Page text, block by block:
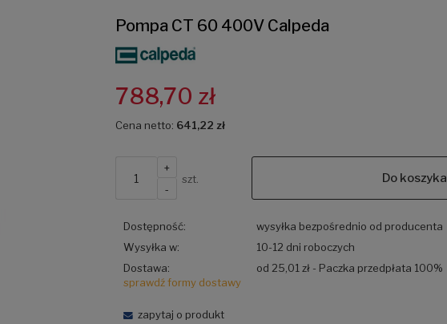
Pompa CT 60 400V Calpeda
788,70 zł
Cena netto: 641,22 zł
+
-
szt. Do koszyka
Dostępność:
wysyłka bezpośrednio od producenta
Wysyłka w:
10-12 dni roboczych
Dostawa:
od 25,01 zł - Paczka przedpłata 100%
sprawdź formy dostawy
zapytaj o produkt